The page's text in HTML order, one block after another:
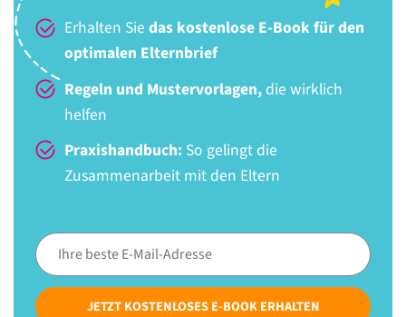
Erhalten Sie das kostenlose E-Book für den
optimalen Elternbrief
Regeln und Mustervorlagen,die wirklich
helfen
Praxishandbuch: So gelingt die
Zusammenarbeit mit den Eltern
JETZT KOSTENLOSES E-BOOK ERHALTEN